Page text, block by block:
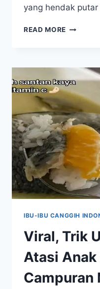
yang hendak
READ MORE VIRAL,
KARENA
EMAK-
EMAK
YANG
PUTAR
BALIK
IBU-IBU CANGGIH
Viral, Trik
Atasi Anak
Campuran